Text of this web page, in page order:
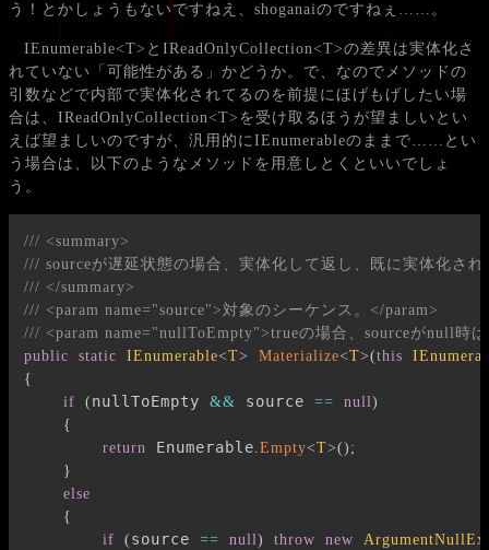
う！とかしょうもないですねえ、shoganaiのですねぇ……。
IEnumerable<T>とIReadOnlyCollection<T>の差異は実体化さ
れていない「可能性がある」かどうか。で、なのでメソッドの
引数などで内部で実体化されてるのを前提にほげもげしたい場
合は、IReadOnlyCollection<T>を受け取るほうが望ましいとい
えば望ましいのですが、汎用的にIEnumerableのままで……とい
う場合は、以下のようなメソッドを用意しとくといいでしょ
う。
/// <summary>
/// sourceが遅延状態の場合、実体化して返し、既に実体化さ
/// </summary>
/// <param name="source">対象のシーケンス。</param>
/// <param name="nullToEmpty">trueの場合、sourceがnull時
public
static IEnumerable<T> Materialize<T>(this
{
if
( nullToEmpty && source == null)
{
return Enumerable.Empty<T>() ;
}
else
{
if
( source == null) throw new